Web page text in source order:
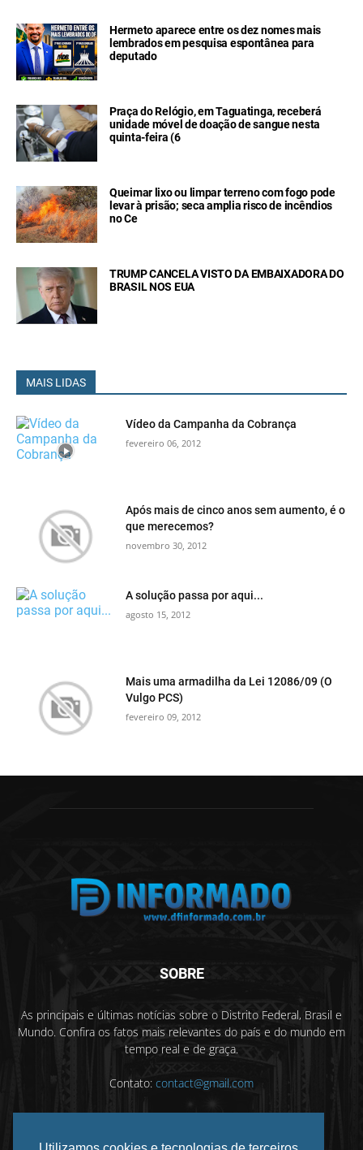
Hermeto aparece entre os dez nomes mais
lembrados em pesquisa espontânea para
deputado
Praça do Relógio, em Taguatinga, receberá
unidade móvel de doação de sangue nesta
quinta-feira (6
Queimar lixo ou limpar terreno com fogo pode
levar à prisão; seca amplia risco de incêndios
no Ce
TRUMP CANCELA VISTO DA EMBAIXADORA DO
BRASIL NOS EUA
MAIS LIDAS
Vídeo da Campanha da Cobrança
fevereiro 06, 2012
Após mais de cinco anos sem aumento, é o
que merecemos?
novembro 30, 2012
A solução passa por aqui...
agosto 15, 2012
Mais uma armadilha da Lei 12086/09 (O
Vulgo PCS)
fevereiro 09, 2012
SOBRE
As principais e últimas notícias sobre o Distrito Federal, Brasil e
Mundo. Confira os fatos mais relevantes do país e do mundo em
tempo real e de graça.
Contato: contact@gmail.com